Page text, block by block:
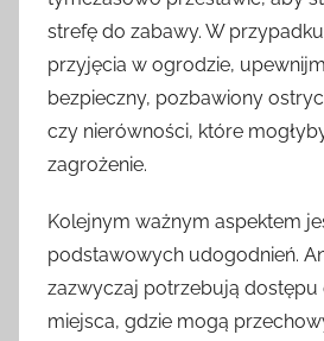
strefę do zabawy. W
przyjęcia w ogrodzie,
bezpieczny, pozbawiony
czy nierówności, które
zagrożenie.
Kolejnym ważnym aspektem
podstawowych udogodnień.
zazwyczaj potrzebują dostępu
miejsca, gdzie mogą